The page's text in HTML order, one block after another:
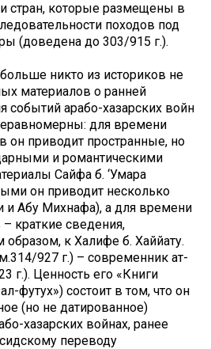
стран, которые размещены в
походов под
(доведена до 303/915 г.).
никто из историков не
материалов о ранней
событий арабо-хазарских войн
для времени
он приводит пространные, но
и романтическими
Сайфа б. ‘Умара
он приводит несколько
и Абу Михнафа), а для времени
краткие сведения,
к Халифе б. Хаййату.
927 г.) – современник ат-
г.). Ценность его «Книги
футух») состоит в том, что он
(но не датированное)
хазарских войнах, ранее
переводу